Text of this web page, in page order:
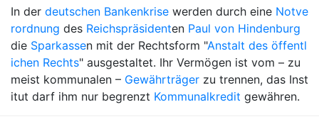
In der deutschen Bankenkrise werden durch eine Notve
rordnung des Reichspräsidenten Paul von Hindenburg
die Sparkassen mit der Rechtsform "Anstalt des öffentl
ichen Rechts" ausgestaltet. Ihr Vermögen ist vom – zu
meist kommunalen – Gewährträger zu trennen, das Inst
itut darf ihm nur begrenzt Kommunalkredit gewähren.